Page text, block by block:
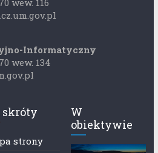
wew. 116
Informatyczny
wew. 134
skróty
strony
W
obiektywie